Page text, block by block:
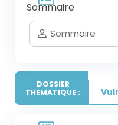
Sommaire
Sommaire
DOSSIER
THEMATIQUE :